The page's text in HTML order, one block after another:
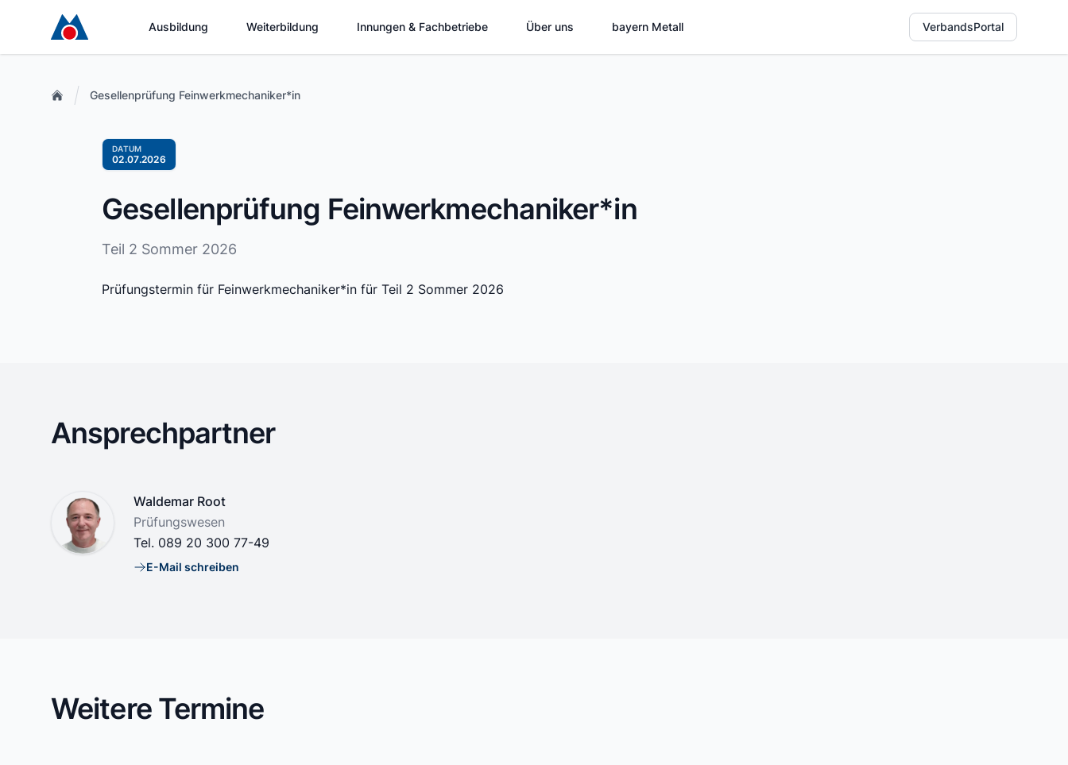
Ausbildung Weiterbildung Innungen & Fachbetriebe Über uns bayern Metall VerbandsPortal
Gesellenprüfung Feinwerkmechaniker*in
DATUM
02.07.2026
Gesellenprüfung Feinwerkmechaniker*in
Teil 2 Sommer 2026
Prüfungstermin für Feinwerkmechaniker*in für Teil 2 Sommer 2026
Ansprechpartner
Name
Waldemar Root
Position
Prüfungswesen
Tel. 089 20 300 77-49
E-Mail
E-Mail schreiben
Weitere Termine